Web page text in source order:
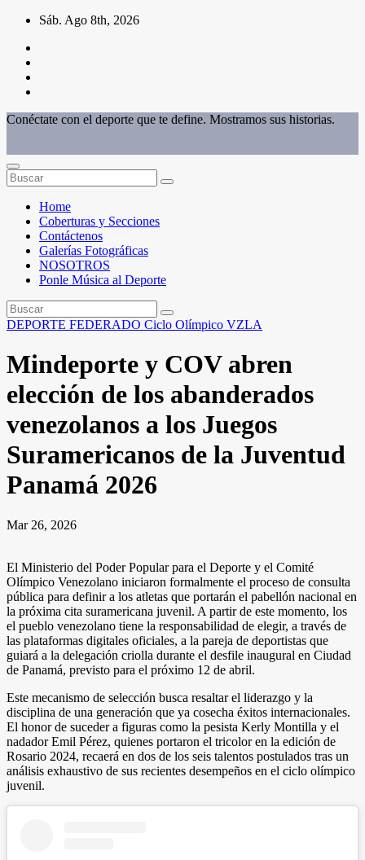
Saltar
contenido
Sáb. Ago 8th, 2026
Conéctate con el deporte que te define. Mostramos sus historias.
Home
Coberturas y Secciones
Contáctenos
Galerías Fotográficas
NOSOTROS
Ponle Música al Deporte
DEPORTE FEDERADO Ciclo Olímpico VZLA
Mindeporte y COV abren
elección de los abanderados
venezolanos a los Juegos
Suramericanos de la Juventud
Panamá 2026
Mar 26, 2026
El Ministerio del Poder Popular para el Deporte y el Comité
Olímpico Venezolano iniciaron formalmente el proceso de consulta
pública para definir a los atletas que portarán el pabellón nacional en
la próxima cita suramericana juvenil. A partir de este momento, los
el pueblo venezolano tiene la responsabilidad de elegir, a través de
las plataformas digitales oficiales, a la pareja de deportistas que
guiará a la delegación criolla durante el desfile inaugural en Ciudad
de Panamá, previsto para el próximo 12 de abril.
Este mecanismo de selección busca resaltar el liderazgo y la
disciplina de una generación que ya cosecha éxitos internacionales.
El honor de suceder a figuras como la pesista Kerly Montilla y el
nadador Emil Pérez, quienes portaron el tricolor en la edición de
Rosario 2024, recaerá en dos de los seis talentos postulados tras un
análisis exhaustivo de sus recientes desempeños en el ciclo olímpico
juvenil.